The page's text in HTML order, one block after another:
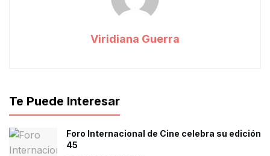
Viridiana Guerra
Te Puede Interesar
Foro Internacional de Cine celebra su edición
45